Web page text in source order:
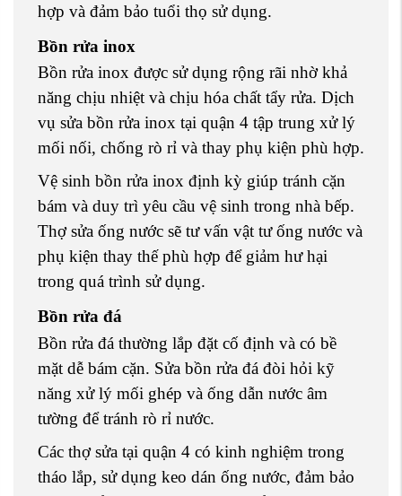
hợp và đảm bảo tuổi thọ sử dụng.
Bồn rửa inox
Bồn rửa inox được sử dụng rộng rãi nhờ khả
năng chịu nhiệt và chịu hóa chất tẩy rửa. Dịch
vụ sửa bồn rửa inox tại quận 4 tập trung xử lý
mối nối, chống rò rỉ và thay phụ kiện phù hợp.
Vệ sinh bồn rửa inox định kỳ giúp tránh cặn
bám và duy trì yêu cầu vệ sinh trong nhà bếp.
Thợ sửa ống nước sẽ tư vấn vật tư ống nước và
phụ kiện thay thế phù hợp để giảm hư hại
trong quá trình sử dụng.
Bồn rửa đá
Bồn rửa đá thường lắp đặt cố định và có bề
mặt dễ bám cặn. Sửa bồn rửa đá đòi hỏi kỹ
năng xử lý mối ghép và ống dẫn nước âm
tường để tránh rò rỉ nước.
Các thợ sửa tại quận 4 có kinh nghiệm trong
tháo lắp, sử dụng keo dán ống nước, đảm bảo